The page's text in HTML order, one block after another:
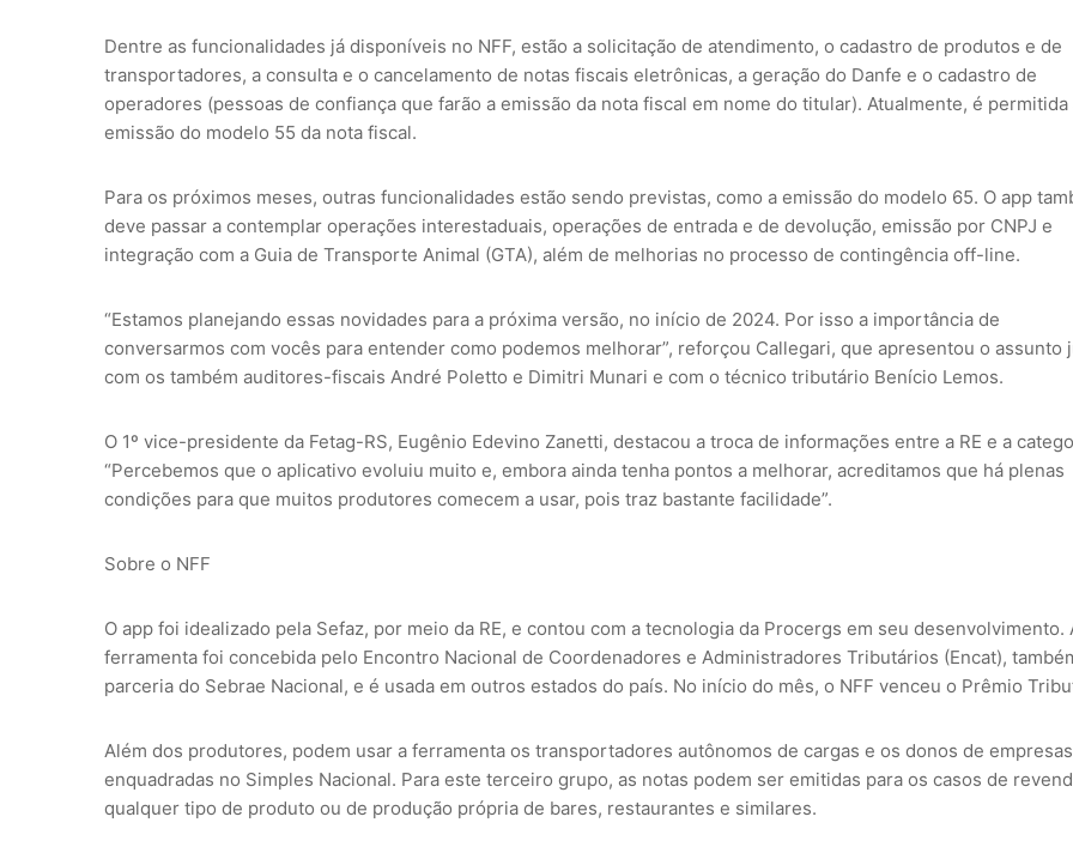
Dentre as funcionalidades já disponíveis no NFF, estão a solicitação de atendimento, o cadastro de produtos e de
transportadores, a consulta e o cancelamento de notas fiscais eletrônicas, a geração do Danfe e o cadastro de
operadores (pessoas de confiança que farão a emissão da nota fiscal em nome do titular). Atualmente, é permitida
emissão do modelo 55 da nota fiscal.
Para os próximos meses, outras funcionalidades estão sendo previstas, como a emissão do modelo 65. O app
deve passar a contemplar operações interestaduais, operações de entrada e de devolução, emissão por CNPJ e
integração com a Guia de Transporte Animal (GTA), além de melhorias no processo de contingência off-line.
“Estamos planejando essas novidades para a próxima versão, no início de 2024. Por isso a importância de
conversarmos com vocês para entender como podemos melhorar”, reforçou Callegari, que apresentou o assunto
com os também auditores-fiscais André Poletto e Dimitri Munari e com o técnico tributário Benício Lemos.
O 1º vice-presidente da Fetag-RS, Eugênio Edevino Zanetti, destacou a troca de informações entre a RE e a
“Percebemos que o aplicativo evoluiu muito e, embora ainda tenha pontos a melhorar, acreditamos que há plenas
condições para que muitos produtores comecem a usar, pois traz bastante facilidade”.
Sobre o NFF
O app foi idealizado pela Sefaz, por meio da RE, e contou com a tecnologia da Procergs em seu desenvolvimento.
ferramenta foi concebida pelo Encontro Nacional de Coordenadores e Administradores Tributários (Encat),
parceria do Sebrae Nacional, e é usada em outros estados do país. No início do mês, o NFF venceu o Prêmio
Além dos produtores, podem usar a ferramenta os transportadores autônomos de cargas e os donos de empresas
enquadradas no Simples Nacional. Para este terceiro grupo, as notas podem ser emitidas para os casos de
qualquer tipo de produto ou de produção própria de bares, restaurantes e similares.